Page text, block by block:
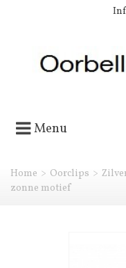
Menu
Home > Oorclips >
zonne motief